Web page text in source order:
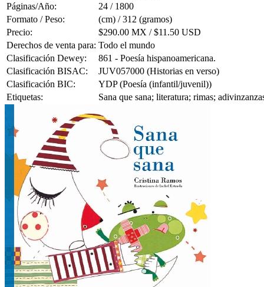
Páginas/Año:
24 / 1800
Formato / Peso:
(cm) / 312 (gramos)
Precio:
$290.00 MX / $11.50 USD
Derechos de venta para: Todo el mundo
Clasificación Dewey:
861 - Poesía hispanoamericana.
Clasificación BISAC:
JUV057000 (Historias en verso)
Clasificación BIC:
YDP (Poesía (infantil/juvenil))
Etiquetas:
Sana que sana; literatura; rimas;